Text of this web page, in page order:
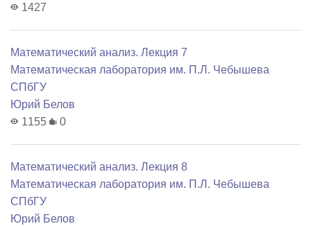
1427
Математический анализ. Лекция 7
Математичеcкая лаборатория им. П.Л. Чебышева
СПбГУ
Юрий Белов
1155
0
Математический анализ. Лекция 8
Математичеcкая лаборатория им. П.Л. Чебышева
СПбГУ
Юрий Белов